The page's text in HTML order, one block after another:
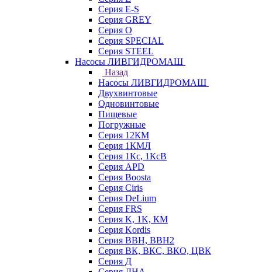
Серия E-S
Серия GREY
Серия O
Серия SPECIAL
Серия STEEL
Насосы ЛИВГИДРОМАШ
Назад
Насосы ЛИВГИДРОМАШ
Двухвинтовые
Одновинтовые
Пищевые
Погружные
Серия 12КМ
Серия 1КМЛ
Серия 1Кс, 1КсВ
Серия APD
Серия Boosta
Серия Ciris
Серия DeLium
Серия FRS
Серия K, 1K, КМ
Серия Kordis
Серия ВВН, ВВН2
Серия ВК, ВКС, ВКО, ЦВК
Серия Д